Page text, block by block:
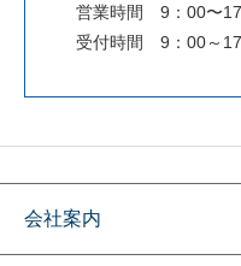
営業時間 9：00〜17
受付時間 9：00～17
会社案内